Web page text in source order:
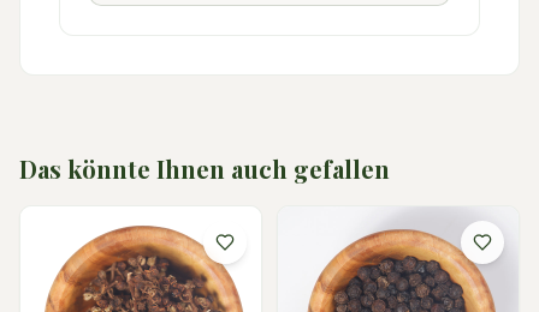
Das könnte Ihnen auch gefallen